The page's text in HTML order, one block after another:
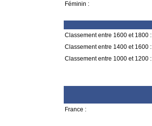
Féminin :
Classement entre 1600 et 1800 :
Classement entre 1400 et 1600 :
Classement entre 1000 et 1200 :
France :